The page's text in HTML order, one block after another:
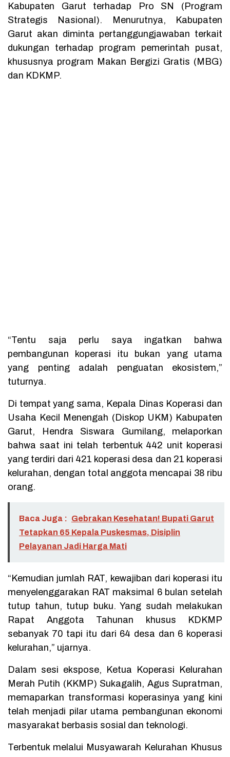
Kabupaten Garut terhadap Pro SN (Program
Strategis Nasional). Menurutnya, Kabupaten
Garut akan diminta pertanggungjawaban terkait
dukungan terhadap program pemerintah pusat,
khususnya program Makan Bergizi Gratis (MBG)
dan KDKMP.
“Tentu saja perlu saya ingatkan bahwa
pembangunan koperasi itu bukan yang utama
yang penting adalah penguatan ekosistem,”
tuturnya.
Di tempat yang sama, Kepala Dinas Koperasi dan
Usaha Kecil Menengah (Diskop UKM) Kabupaten
Garut, Hendra Siswara Gumilang, melaporkan
bahwa saat ini telah terbentuk 442 unit koperasi
yang terdiri dari 421 koperasi desa dan 21 koperasi
kelurahan, dengan total anggota mencapai 38 ribu
orang.
Baca Juga : Gebrakan Kesehatan! Bupati Garut
Tetapkan 65 Kepala Puskesmas, Disiplin
Pelayanan Jadi Harga Mati
“Kemudian jumlah RAT, kewajiban dari koperasi itu
menyelenggarakan RAT maksimal 6 bulan setelah
tutup tahun, tutup buku. Yang sudah melakukan
Rapat Anggota Tahunan khusus KDKMP
sebanyak 70 tapi itu dari 64 desa dan 6 koperasi
kelurahan,” ujarnya.
Dalam sesi ekspose, Ketua Koperasi Kelurahan
Merah Putih (KKMP) Sukagalih, Agus Supratman,
memaparkan transformasi koperasinya yang kini
telah menjadi pilar utama pembangunan ekonomi
masyarakat berbasis sosial dan teknologi.
Terbentuk melalui Musyawarah Kelurahan Khusus